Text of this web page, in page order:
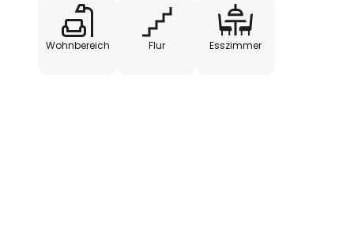
Wohnbereich Flur Esszimmer